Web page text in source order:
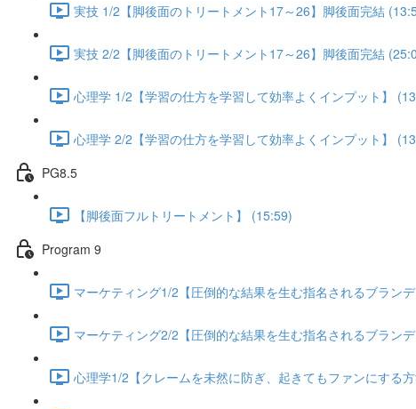
実技 1/2【脚後面のトリートメント17～26】脚後面完結
実技 2/2【脚後面のトリートメント17～26】脚後面完結
心理学 1/2【学習の仕方を学習して効率よくインプット】
心理学 2/2【学習の仕方を学習して効率よくインプット】
PG8.5
【脚後面フルトリートメント】 (15:59)
Program 9
マーケティング1/2【圧倒的な結果を生む指名されるブラン
マーケティング2/2【圧倒的な結果を生む指名されるブラン
心理学1/2【クレームを未然に防ぎ、起きてもファンにする